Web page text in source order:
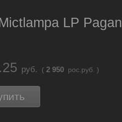
LP Pagan
руб. ( 2 950 рос.руб. )